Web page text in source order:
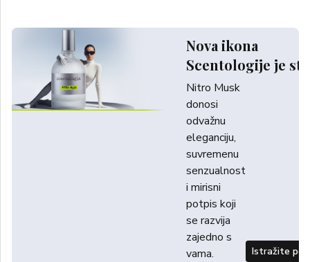
Nova ikona
Scentologije je
Nitro Musk
donosi
odvažnu
eleganciju,
suvremenu
senzualnost
i mirisni
potpis koji
se razvija
zajedno s
vama.
Istražite